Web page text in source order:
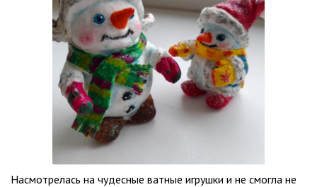
Насмотрелась на чудесные ватные игрушки и не смогла не